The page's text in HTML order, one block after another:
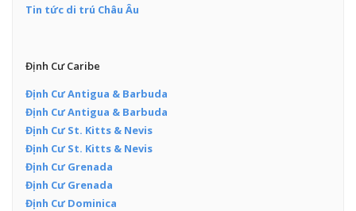
Tin tức di trú Châu Âu
Định Cư Caribe
Định Cư Antigua & Barbuda
Định Cư Antigua & Barbuda
Định Cư St. Kitts & Nevis
Định Cư St. Kitts & Nevis
Định Cư Grenada
Định Cư Grenada
Định Cư Dominica